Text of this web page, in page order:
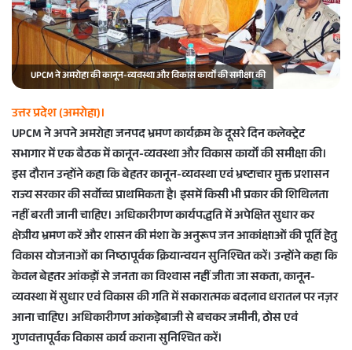
i
l
UPCM ने अमरोहा की कानून-व्यवस्था और विकास कार्यों की समीक्षा की
उत्तर प्रदेश (अमरोहा)।
UPCM ने अपने अमरोहा जनपद भ्रमण कार्यक्रम के दूसरे दिन कलेक्ट्रेट
सभागार में एक बैठक में कानून-व्यवस्था और विकास कार्यों की समीक्षा की।
इस दौरान उन्होंने कहा कि बेहतर कानून-व्यवस्था एवं भ्रष्टाचार मुक्त प्रशासन
राज्य सरकार की सर्वोच्च प्राथमिकता है। इसमें किसी भी प्रकार की शिथिलता
नहीं बरती जानी चाहिए। अधिकारीगण कार्यपद्धति में अपेक्षित सुधार कर
क्षेत्रीय भ्रमण करें और शासन की मंशा के अनुरूप जन आकांक्षाओं की पूर्ति हेतु
विकास योजनाओं का निष्ठापूर्वक क्रियान्वयन सुनिश्चित करें। उन्होंने कहा कि
केवल बेहतर आंकड़ों से जनता का विश्वास नहीं जीता जा सकता, कानून-
व्यवस्था में सुधार एवं विकास की गति में सकारात्मक बदलाव धरातल पर नज़र
आना चाहिए। अधिकारीगण आंकड़ेबाजी से बचकर जमीनी, ठोस एवं
गुणवत्तापूर्वक विकास कार्य कराना सुनिश्चित करें।